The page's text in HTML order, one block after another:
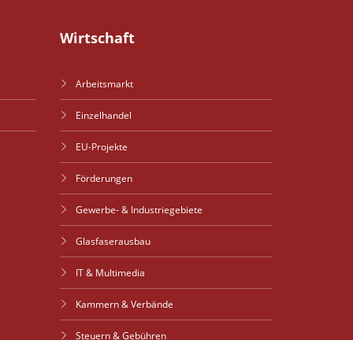
Wirtschaft
Arbeitsmarkt
Einzelhandel
EU-Projekte
Förderungen
Gewerbe- & Industriegebiete
Glasfaserausbau
IT & Multimedia
Kammern & Verbände
Steuern & Gebühren